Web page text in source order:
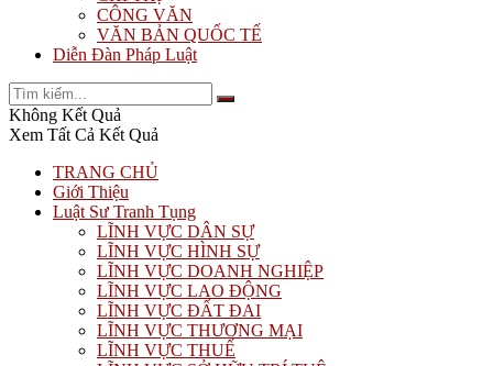
CÔNG VĂN
VĂN BẢN QUỐC TẾ
Diễn Đàn Pháp Luật
Không Kết Quả
Xem Tất Cả Kết Quả
TRANG CHỦ
Giới Thiệu
Luật Sư Tranh Tụng
LĨNH VỰC DÂN SỰ
LĨNH VỰC HÌNH SỰ
LĨNH VỰC DOANH NGHIỆP
LĨNH VỰC LAO ĐỘNG
LĨNH VỰC ĐẤT ĐAI
LĨNH VỰC THƯƠNG MẠI
LĨNH VỰC THUẾ